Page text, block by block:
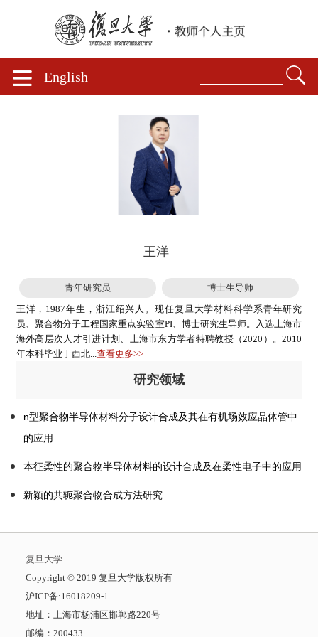
English
王洋
青年研究员
博士生导师
王洋，1987年生，浙江绍兴人。现任复旦大学材料科学系青年研究
员、聚合物分子工程国家重点实验室PI、博士研究生导师。入选上海市
海外高层次人才引进计划、上海市东方学者特聘教授（2020）。2010
年本科毕业于西北... 查看更多>>
研究领域
n型聚合物半导体材料分子设计合成及其在有机场效应晶体管中
的应用
本征柔性的聚合物半导体材料的设计合成及在柔性电子中的应用
新颖的共轭聚合物合成方法研究
复旦大学
​Copyright © 2019 复旦大学版权所有
沪ICP备:16018209-1
地址：上海市杨浦区邯郸路220号
邮编：200433